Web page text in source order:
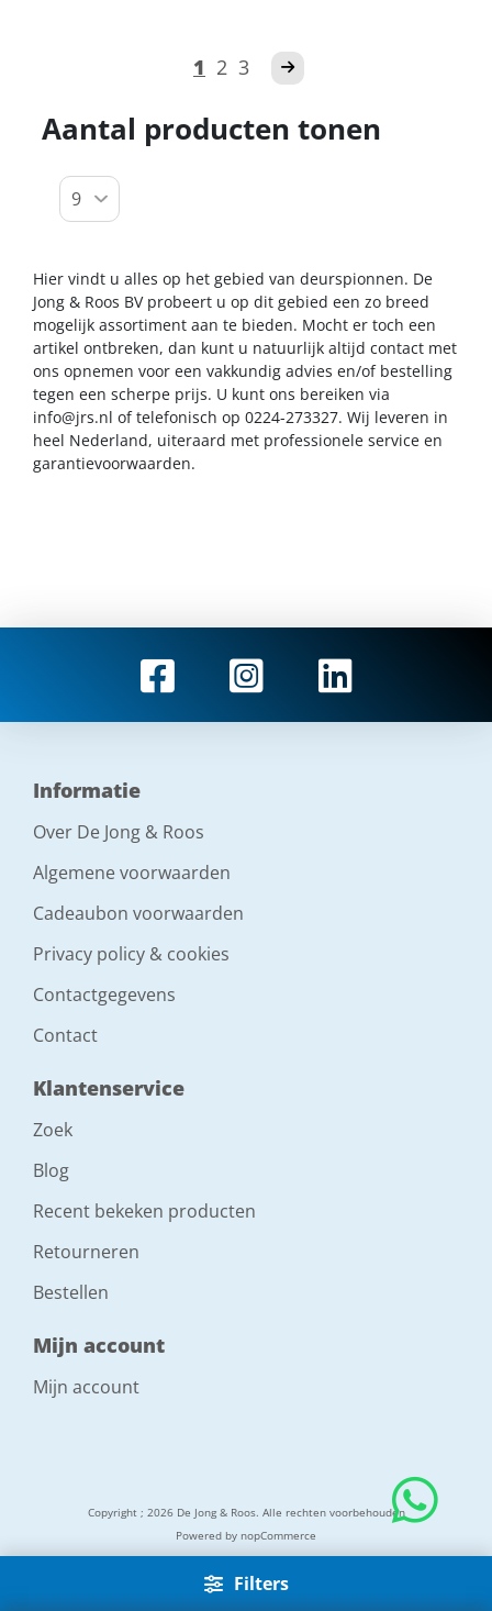
Filters
1 2 3
Aantal producten tonen
Hier vindt u alles op het gebied van deurspionnen. De
Jong & Roos BV probeert u op dit gebied een zo breed
mogelijk assortiment aan te bieden. Mocht er toch een
artikel ontbreken, dan kunt u natuurlijk altijd contact met
ons opnemen voor een vakkundig advies en/of bestelling
tegen een scherpe prijs. U kunt ons bereiken via
info@jrs.nl of telefonisch op 0224-273327. Wij leveren in
heel Nederland, uiteraard met professionele service en
garantievoorwaarden.
Informatie
Over De Jong & Roos
Algemene voorwaarden
Cadeaubon voorwaarden
Privacy policy & cookies
Contactgegevens
Contact
Klantenservice
Zoek
Blog
Recent bekeken producten
Retourneren
Bestellen
Mijn account
Mijn account
Copyright ; 2026 De Jong & Roos. Alle rechten voorbehouden
Powered by nopCommerce